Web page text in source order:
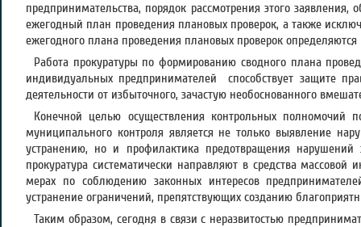
предпринимательства, порядок рассмотрения этого
ежегодный план проведения плановых проверок, а также
ежегодного плана проведения плановых проверок
Работа прокуратуры по формированию сводного плана
индивидуальных предпринимателей способствует защите
деятельности от избыточного, зачастую необоснованного
Конечной целью осуществления контрольных полномочий
муниципального контроля является не только выявление
устранению, но и профилактика предотвращения нарушений
прокуратура систематически направляют в средства
мерах по соблюдению законных интересов
устранение ограничений, препятствующих созданию
Таким образом, сегодня в связи с неразвитостью